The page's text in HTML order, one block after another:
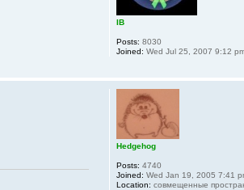
IB
Posts: 8030
Joined: Wed Jul 25, 2007 9:12
Hedgehog
Posts: 4740
Joined: Wed Jan 19, 2005 7:41
Location: совмещенные